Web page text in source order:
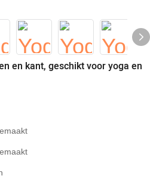
en kant, geschikt voor yoga en